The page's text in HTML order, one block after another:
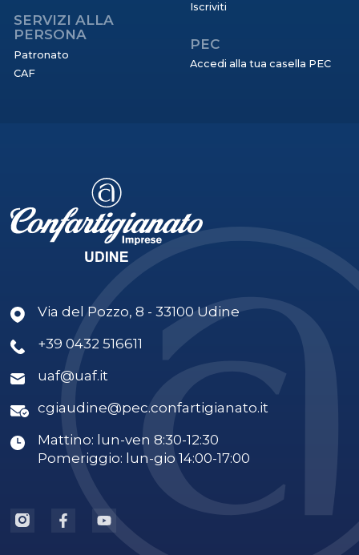
SERVIZI ALLA
PERSONA
Patronato
CAF
Iscriviti
PEC
Accedi alla tua casella PEC
Via del Pozzo, 8 - 33100 Udine
+39 0432 516611
uaf@uaf.it
cgiaudine@pec.confartigianato.it
Mattino: lun-ven 8:30-12:30
Pomeriggio: lun-gio 14:00-17:00